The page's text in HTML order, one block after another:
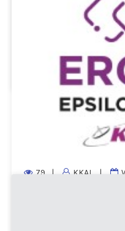
πρόσβαση στο
Περισσότερα...
79 KKAL